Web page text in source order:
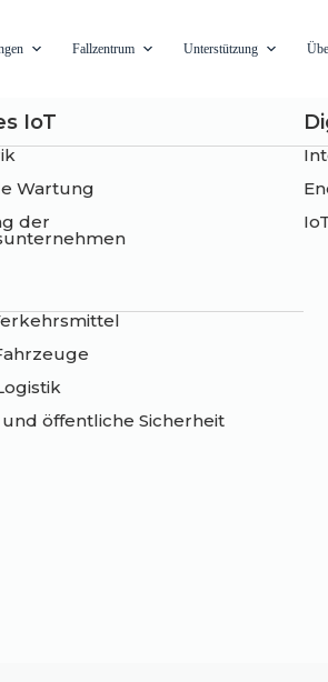
Fallzentrum Unterstützung
IoT
Wartung
der
öffentliche Sicherheit